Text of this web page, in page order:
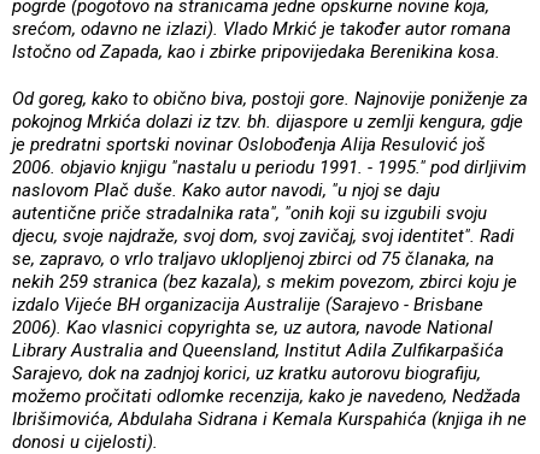
pogrde (pogotovo na stranicama jedne opskurne novine koja,
srećom, odavno ne izlazi). Vlado Mrkić je također autor romana
Istočno od Zapada, kao i zbirke pripovijedaka Berenikina kosa.
Od goreg, kako to obično biva, postoji gore. Najnovije poniženje za
pokojnog Mrkića dolazi iz tzv. bh. dijaspore u zemlji kengura, gdje
je predratni sportski novinar Oslobođenja Alija Resulović još
2006. objavio knjigu "nastalu u periodu 1991. - 1995." pod dirljivim
naslovom Plač duše. Kako autor navodi, "u njoj se daju
autentične priče stradalnika rata", "onih koji su izgubili svoju
djecu, svoje najdraže, svoj dom, svoj zavičaj, svoj identitet". Radi
se, zapravo, o vrlo traljavo uklopljenoj zbirci od 75 članaka, na
nekih 259 stranica (bez kazala), s mekim povezom, zbirci koju je
izdalo Vijeće BH organizacija Australije (Sarajevo - Brisbane
2006). Kao vlasnici copyrighta se, uz autora, navode National
Library Australia and Queensland, Institut Adila Zulfikarpašića
Sarajevo, dok na zadnjoj korici, uz kratku autorovu biografiju,
možemo pročitati odlomke recenzija, kako je navedeno, Nedžada
Ibrišimovića, Abdulaha Sidrana i Kemala Kurspahića (knjiga ih ne
donosi u cijelosti).